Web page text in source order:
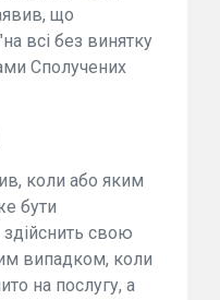
що
всі без винятку
Сполучених
коли або яким
бути
свою
випадком, коли
на послугу, а